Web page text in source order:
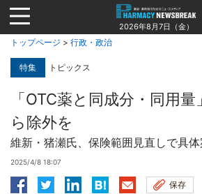
Jump
to
navigation
2026年8月7日（金）
トップページ > 行政・政治
特集 トピックス
「OTC薬と同成分・同用
ら除外を
維新・猪瀬氏、保険範囲見直しで具体
2025/4/8 18:07
保存